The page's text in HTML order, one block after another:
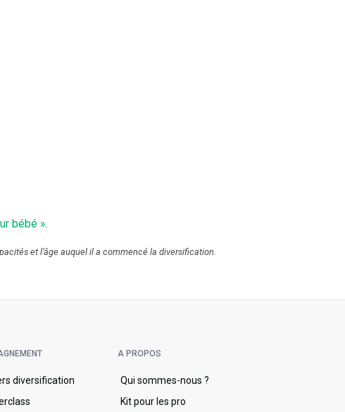
bébé ».
et l’âge auquel il a commencé la diversification.
diversification
A PROPOS
Qui sommes-nous ?
Kit pour les pro